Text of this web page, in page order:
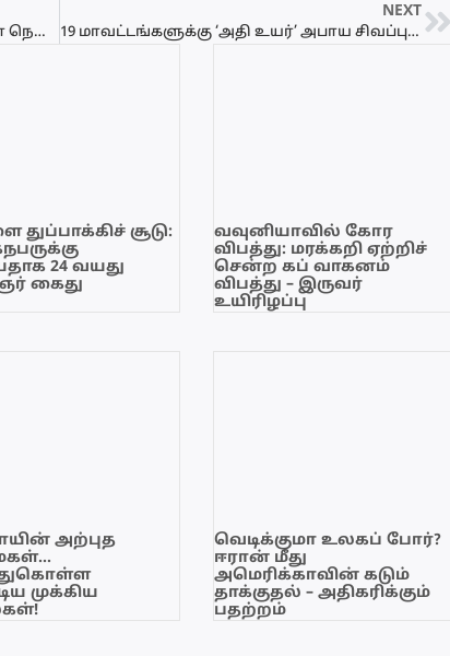
கனமழையால் கொழும்பில் கடும் வாகன நெரிசல்: பல வீதிகள் நீரில் மூழ்கின!
NEXT
19 மாவட்டங்களுக்கு ‘அதி உயர்’ அபாய சிவப்பு எச்சரிக்கை!
துப்பாக்கிச் சூடு:
24 வயது
கைது
வவுனியாவில் கோர
விபத்து: மரக்கறி ஏற்றிச்
சென்ற கப் வாகனம்
விபத்து – இருவர்
உயிரிழப்பு
அற்புத
முக்கிய
வெடிக்குமா உலகப் போர்?
ஈரான் மீது
அமெரிக்காவின் கடும்
தாக்குதல் – அதிகரிக்கும்
பதற்றம்